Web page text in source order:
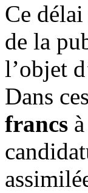
Ce
de la
l’objet
Dans
francs